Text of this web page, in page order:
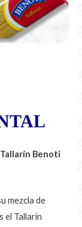
Benoti
mezcla de
el Tallarín